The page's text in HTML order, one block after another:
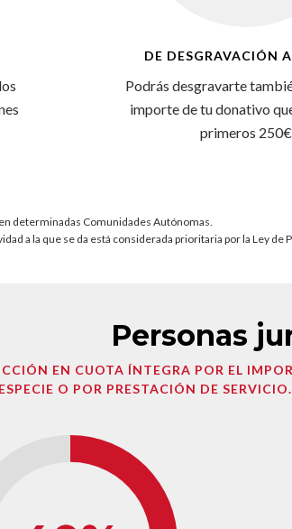
DE DESGRAVACIÓN
Podrás desgravarte
importe de tu donativo
primeros 250€
determinadas Comunidades Autónomas.
a la que se da está considerada prioritaria por la Ley
Personas
EN CUOTA ÍNTEGRA POR EL
O POR PRESTACIÓN DE